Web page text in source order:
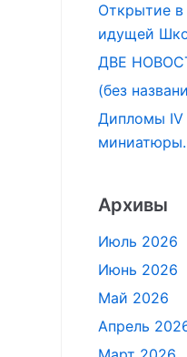
Открытие в
идущей
ДВЕ
(без
Дипломы IV
миниатюры.
Архивы
Июль 2026
Июнь 2026
Май 2026
Апрель